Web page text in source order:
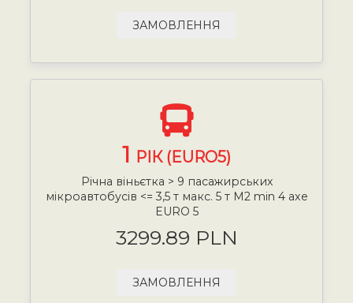
ЗАМОВЛЕННЯ
1 РІК (EURO5)
Річна віньєтка > 9 пасажирських
мікроавтобусів <= 3,5 т макс. 5 т М2 min 4 axe
EURO 5
3299.89 PLN
ЗАМОВЛЕННЯ